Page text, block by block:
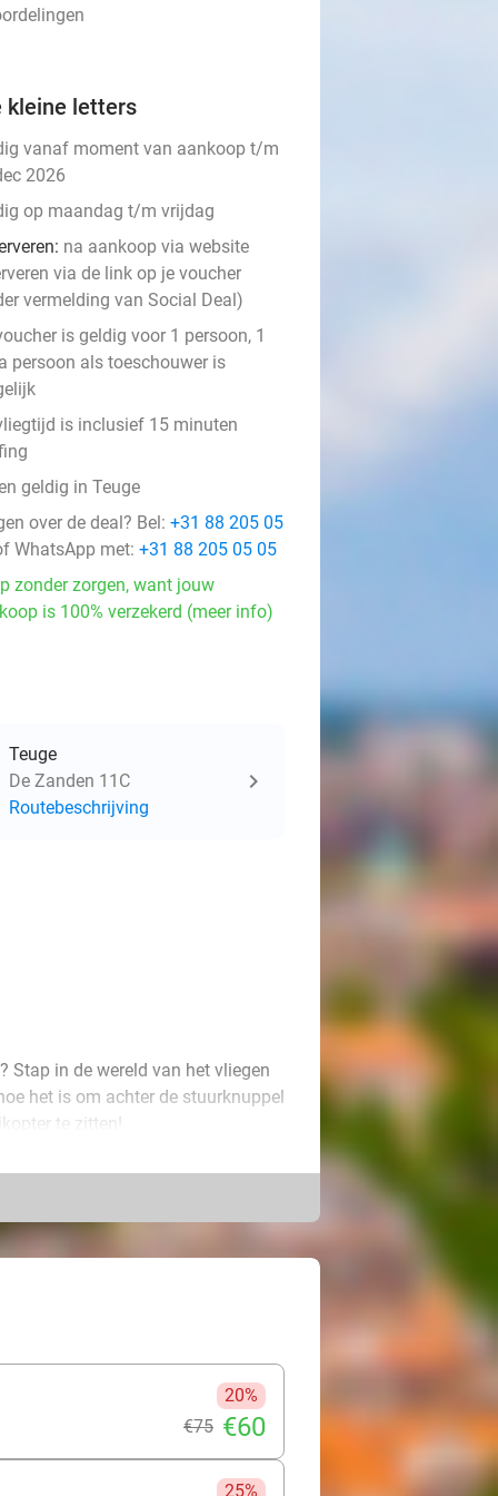
kleine letters
vanaf moment van aankoop t/m
2026
op maandag t/m vrijdag
na aankoop via website
via de link op je voucher
vermelding van Social Deal)
is geldig voor 1 persoon, 1
persoon als toeschouwer is
is inclusief 15 minuten
geldig in Teuge
over de deal? Bel: +31 88 205 05
WhatsApp met: +31 88 205 05 05
zonder zorgen, want jouw
is 100% verzekerd (meer info)
Teuge
De Zanden 11C
Routebeschrijving
Stap in de wereld van het vliegen
het is om achter de stuurknuppel
te zitten!
alsof je echt in de lucht vliegt. Je
of helikopter veilig onder controle
een vliegliefhebber een uniek
een realistische vlucht vol
20%
€75 €60
25%